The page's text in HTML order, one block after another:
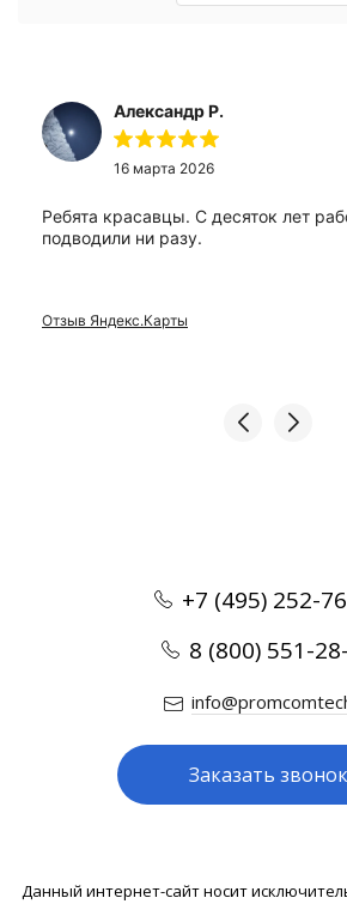
Александр Р.
16 марта 2026
Ребята красавцы. С десяток лет
подводили ни разу.
Отзыв Яндекс.Карты
+7 (495) 252-
8 (800) 551-
Заказать звонок
Данный интернет-сайт носит